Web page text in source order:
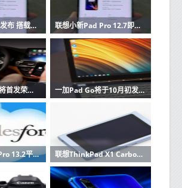
iQOO Pad正式发布 搭载天玑9000+ 到手2299元起 联想小新Pad Pro 12.7即将上市！四分屏也能看得清
荣耀MagicPad将首发荣耀超级办公 实现全局文档管理 一加Pad Go将于10月初发布 国内或叫OPPO Pad Air 2
华为MatePad Pro 13.2平板全球发布！最高售价9300元 联想ThinkPad X1 Carbon AI开启预约 12月27日开售